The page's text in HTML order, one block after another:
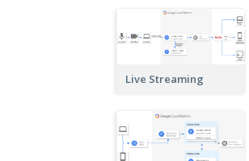
Live Streaming